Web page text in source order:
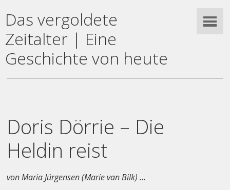
Das vergoldete
Zeitalter | Eine
Geschichte von heute
Doris Dörrie – Die
Heldin reist
von Maria Jürgensen (Marie van Bilk) ...